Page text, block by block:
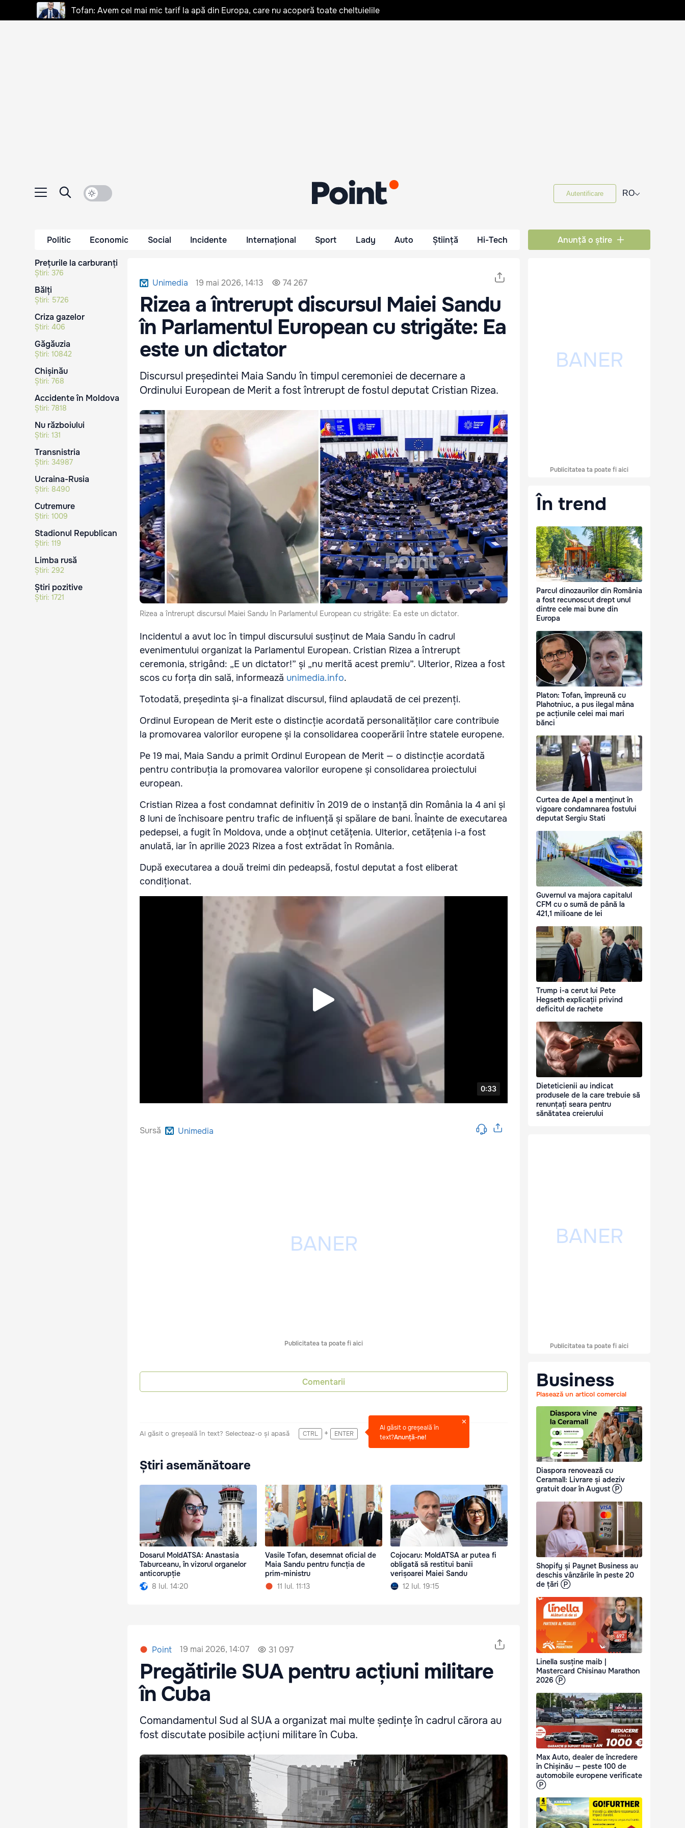
Tofan: Avem cel mai mic tarif la apă din Europa, care nu acoperă toate cheltuielile
Autentificare RO⌵
Politic Economic Social Incidente Internațional Sport Lady Auto Știință Hi-Tech Anunță o știre
Prețurile la carburanți
Știri: 376
Bălți
Știri: 5726
Criza gazelor
Știri: 406
Găgăuzia
Știri: 10842
Chișinău
Știri: 768
Accidente în Moldova
Știri: 7818
Nu războiului
Știri: 131
Transnistria
Știri: 34987
Ucraina-Rusia
Știri: 8490
Cutremure
Știri: 1009
Stadionul Republican
Știri: 119
Limba rusă
Știri: 292
Știri pozitive
Știri: 1721
Unimedia 19 mai 2026, 14:13 74 267
Rizea a întrerupt discursul Maiei Sandu
în Parlamentul European cu strigăte: Ea
este un dictator
Discursul președintei Maia Sandu în timpul ceremoniei de decernare a
Ordinului European de Merit a fost întrerupt de fostul deputat Cristian Rizea.
Rizea a întrerupt discursul Maiei Sandu în Parlamentul European cu strigăte: Ea este un dictator.
Incidentul a avut loc în timpul discursului susținut de Maia Sandu în cadrul
evenimentului organizat la Parlamentul European. Cristian Rizea a întrerupt
ceremonia, strigând: „E un dictator!” și „nu merită acest premiu”. Ulterior, Rizea a fost
scos cu forța din sală, informează unimedia.info.
Totodată, președinta și-a finalizat discursul, fiind aplaudată de cei prezenți.
Ordinul European de Merit este o distincție acordată personalităților care contribuie
la promovarea valorilor europene și la consolidarea cooperării între statele europene.
Pe 19 mai, Maia Sandu a primit Ordinul European de Merit — o distincție acordată
pentru contribuția la promovarea valorilor europene și consolidarea proiectului
european.
Cristian Rizea a fost condamnat definitiv în 2019 de o instanță din România la 4 ani și
8 luni de închisoare pentru trafic de influență și spălare de bani. Înainte de executarea
pedepsei, a fugit în Moldova, unde a obținut cetățenia. Ulterior, cetățenia i-a fost
anulată, iar în aprilie 2023 Rizea a fost extrădat în România.
După executarea a două treimi din pedeapsă, fostul deputat a fost eliberat
condiționat.
Sursă Unimedia
Publicitatea ta poate fi aici
Comentarii
Ai găsit o greșeală în text? Selecteaz-o și apasă CTRL + ENTER
Ai găsit o greșeală în
text?Anunță-ne!
Știri asemănătoare
Dosarul MoldATSA: Anastasia
Taburceanu, în vizorul organelor
anticorupție
8 Iul. 14:20
Vasile Tofan, desemnat oficial de
Maia Sandu pentru funcția de
prim-ministru
11 Iul. 11:13
Cojocaru: MoldATSA ar putea fi
obligată să restitui banii
verișoarei Maiei Sandu
12 Iul. 19:15
Point 19 mai 2026, 14:07 31 097
Pregătirile SUA pentru acțiuni militare
în Cuba
Comandamentul Sud al SUA a organizat mai multe ședințe în cadrul cărora au
fost discutate posibile acțiuni militare în Cuba.
Publicitatea ta poate fi aici
În trend
Parcul dinozaurilor din România
a fost recunoscut drept unul
dintre cele mai bune din
Europa
Platon: Tofan, împreună cu
Plahotniuc, a pus ilegal mâna
pe acțiunile celei mai mari
bănci
Curtea de Apel a menținut în
vigoare condamnarea fostului
deputat Sergiu Stati
Guvernul va majora capitalul
CFM cu o sumă de până la
421,1 milioane de lei
Trump i-a cerut lui Pete
Hegseth explicații privind
deficitul de rachete
Dieteticienii au indicat
produsele de la care trebuie să
renunțați seara pentru
sănătatea creierului
Publicitatea ta poate fi aici
Business
Plasează un articol comercial
Diaspora renovează cu
Ceramall: Livrare și adeziv
gratuit doar în August Ⓟ
Shopify și Paynet Business au
deschis vânzările în peste 20
de țări Ⓟ
Linella susține maib |
Mastercard Chisinau Marathon
2026 Ⓟ
Max Auto, dealer de încredere
în Chișinău — peste 100 de
automobile europene verificate
Ⓟ